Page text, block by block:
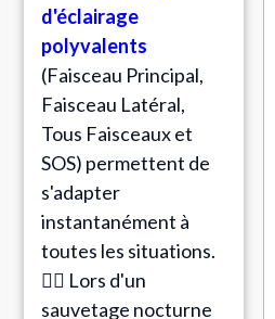
d'éclairage
polyvalents
(Faisceau Principal,
Faisceau Latéral,
Tous Faisceaux et
SOS) permettent de
s'adapter
instantanément à
toutes les situations.
🧗‍♂️ Lors d'un
sauvetage nocturne